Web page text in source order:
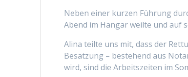
Neben einer kurzen Führung
Abend im Hangar weilte und auf
Alina teilte uns mit, dass der
Besatzung – bestehend aus
wird, sind die Arbeitszeiten im